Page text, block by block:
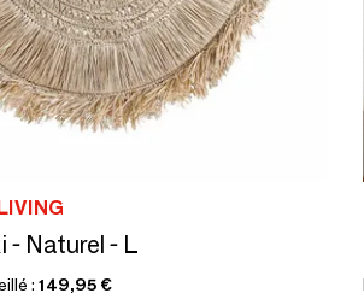
- Naturel - L
: 149,95 €